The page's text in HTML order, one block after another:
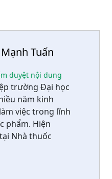
Tuấn
duyệt nội dung
trường Đại học
năm kinh
việc trong lĩnh
phẩm. Hiện
Nhà thuốc